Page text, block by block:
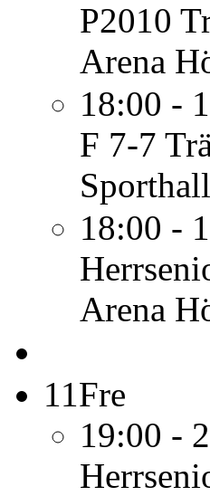
P2010
Arena
18:00 -
F 7-7
18:00 -
Arena
11Fre
19:00 -